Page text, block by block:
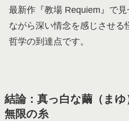
最新作『教場 Requiem』で
ながら深い情念を感じさせる
哲学の到達点です。
結論：真っ白な繭（まゆ
無限の糸